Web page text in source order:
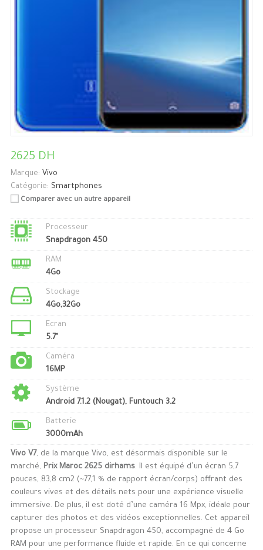
2625 DH
Marque: Vivo
Catégorie: Smartphones
Comparer avec un autre appareil
Processeur
Snapdragon 450
RAM
4Go
Stockage
4Go,32Go
Ecran
5.7"
Caméra
16MP
Système
Android 7.1.2 (Nougat), Funtouch 3.2
Batterie
3000mAh
Vivo V7, de la marque Vivo, est désormais disponible sur le
marché, Prix Maroc 2625 dirhams. Il est équipé d’un écran 5,7
pouces, 83,8 cm2 (~77,1 % de rapport écran/corps) offrant des
couleurs vives et des détails nets pour une expérience visuelle
immersive. De plus, il est doté d’une caméra 16 Mpx, idéale pour
capturer des photos et des vidéos exceptionnelles. Cet appareil
propose un processeur Snapdragon 450, accompagné de 4 Go
RAM pour une performance fluide et rapide. En ce qui concerne